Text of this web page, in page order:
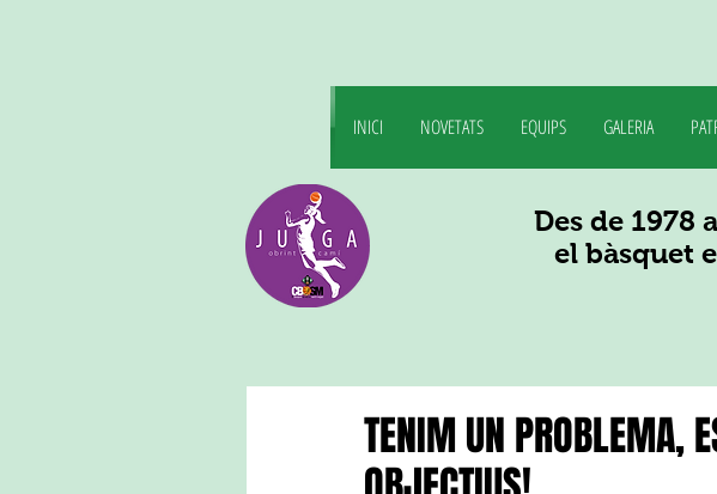
INICI NOVETATS EQUIPS GALERIA
Des de 1978
el bàsquet
TENIM UN PROBLEMA,